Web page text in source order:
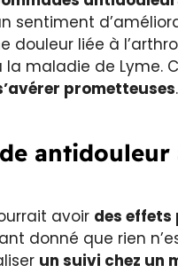
sentiment
douleur liée à
maladie de Lyme.
prometteuses.
antidouleur
avoir des effets
donné que rien
un suivi chez un